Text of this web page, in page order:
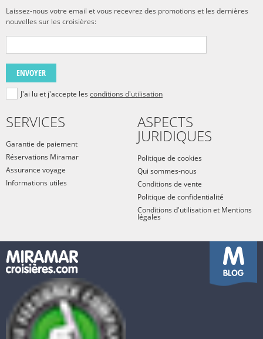
Laissez-nous votre email et vous recevrez des promotions et les dernières
nouvelles sur les croisières:
ENVOYER
J'ai lu et j'accepte les conditions d'utilisation
SERVICES
Garantie de paiement
Réservations Miramar
Assurance voyage
Informations utiles
ASPECTS
JURIDIQUES
Politique de cookies
Qui sommes-nous
Conditions de vente
Politique de confidentialité
Conditions d'utilisation et Mentions
légales